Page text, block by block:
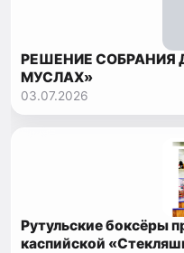
РЕШЕНИЕ СОБРАНИЯ
МУСЛАХ»
03.07.2026
Рутульские боксёры
каспийской